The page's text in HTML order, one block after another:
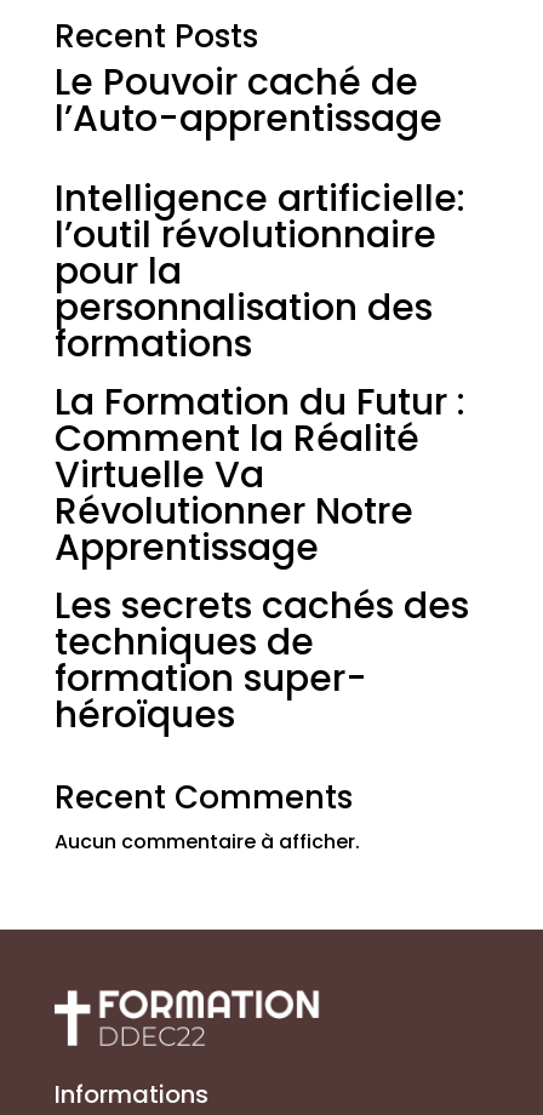
Recent Posts
Le Pouvoir caché de
l’Auto-apprentissage
Intelligence artificielle:
l’outil révolutionnaire
pour la
personnalisation des
formations
La Formation du Futur :
Comment la Réalité
Virtuelle Va
Révolutionner Notre
Apprentissage
Les secrets cachés des
techniques de
formation super-
héroïques
Recent Comments
Aucun commentaire à afficher.
Informations